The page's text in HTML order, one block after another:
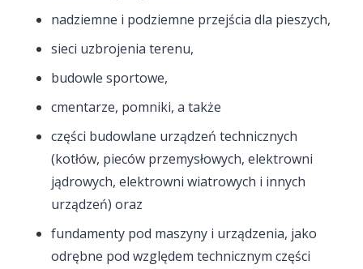
nadziemne i podziemne przejścia dla pieszych,
sieci uzbrojenia terenu,
budowle sportowe,
cmentarze, pomniki, a także
części budowlane urządzeń technicznych
(kotłów, pieców przemysłowych, elektrowni
jądrowych, elektrowni wiatrowych i innych
urządzeń) oraz
fundamenty pod maszyny i urządzenia, jako
odrębne pod względem technicznym części